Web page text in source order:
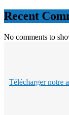
Recent
No comments to
Télécharger notre